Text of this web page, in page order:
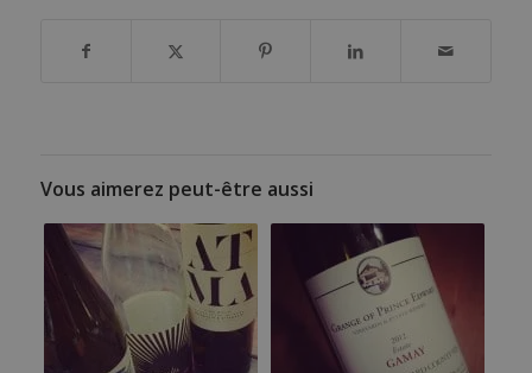
Vous aimerez peut-être aussi